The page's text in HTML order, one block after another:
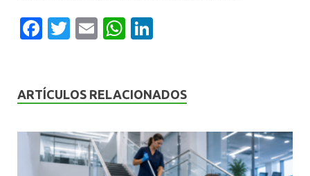
F
b
o
k
T
er
E
l
W
s
p
p
dI
ARTÍCULOS RELACIONADOS